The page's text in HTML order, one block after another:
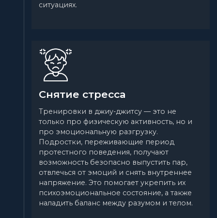
ситуациях.
Снятие стресса
Тренировки в джиу-джитсу — это не
только про физическую активность, но и
про эмоциональную разгрузку.
Подростки, переживающие период
протестного поведения, получают
возможность безопасно выпустить пар,
отвлечься от эмоций и снять внутреннее
напряжение. Это помогает укрепить их
психоэмоциональное состояние, а также
наладить баланс между разумом и телом.